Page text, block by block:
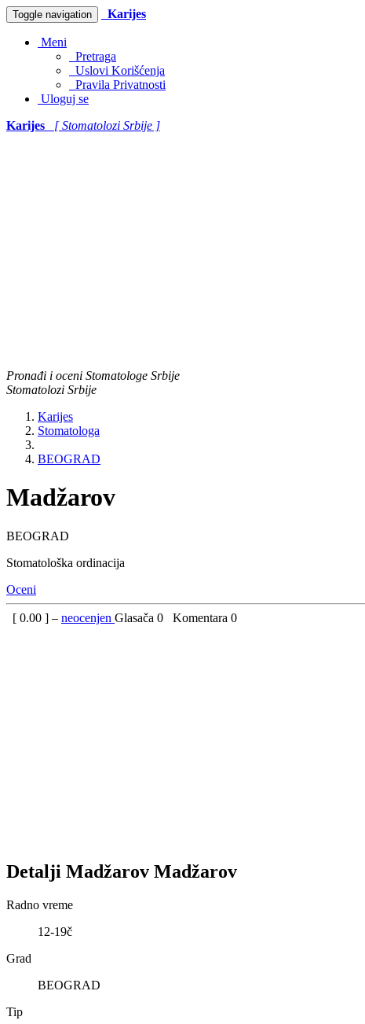
Toggle navigation Karijes
Meni
Pretraga
Uslovi Korišćenja
Pravila Privatnosti
Uloguj se
Karijes
[ Stomatolozi Srbije ]
Pronađi i oceni Stomatologe Srbije
Stomatolozi Srbije
Karijes
Stomatologa
BEOGRAD
Madžarov
BEOGRAD
Stomatološka ordinacija
Oceni
[ 0.00 ] – neocenjen Glasača 0 Komentara 0
Detalji Madžarov Madžarov
Radno vreme
12-19č
Grad
BEOGRAD
Tip